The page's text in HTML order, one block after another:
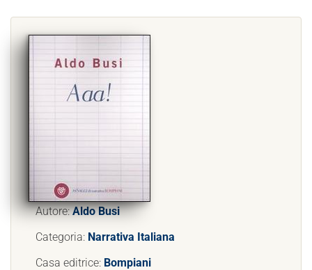
Autore:Aldo Busi
Categoria: Narrativa Italiana
Casa editrice: Bompiani